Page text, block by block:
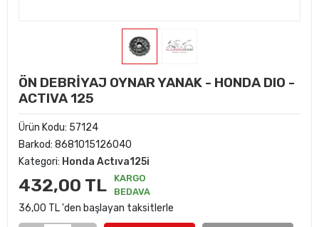
ÖN DEBRİYAJ OYNAR YANAK - HONDA DIO -
ACTIVA 125
Ürün Kodu: 57124
Barkod: 8681015126040
Kategori: Honda Actıva125i
432,00 TL
KARGO
BEDAVA
36,00 TL 'den başlayan taksitlerle